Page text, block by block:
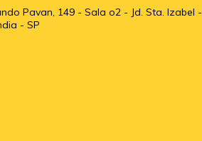
Pavan, 149 - Sala o2 - Jd. Sta. Izabel -
- SP